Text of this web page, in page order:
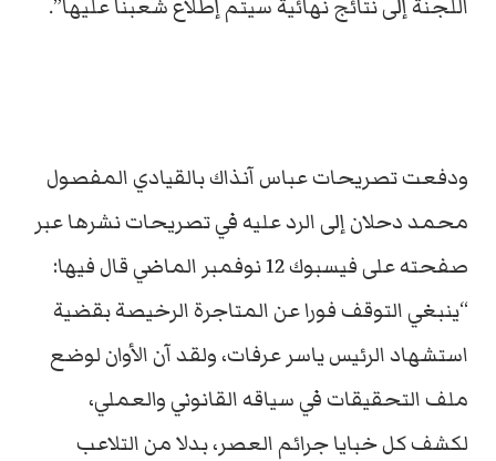
اللجنة إلى نتائج نهائية سيتم إطلاع شعبنا عليها”.
ودفعت تصريحات عباس آنذاك بالقيادي المفصول
محمد دحلان إلى الرد عليه في تصريحات نشرها عبر
صفحته على فيسبوك 12 نوفمبر الماضي قال فيها:
“ينبغي التوقف فورا عن المتاجرة الرخيصة بقضية
استشهاد الرئيس ياسر عرفات، ولقد آن الأوان لوضع
ملف التحقيقات في سياقه القانوني والعملي،
لكشف كل خبايا جرائم العصر، بدلا من التلاعب